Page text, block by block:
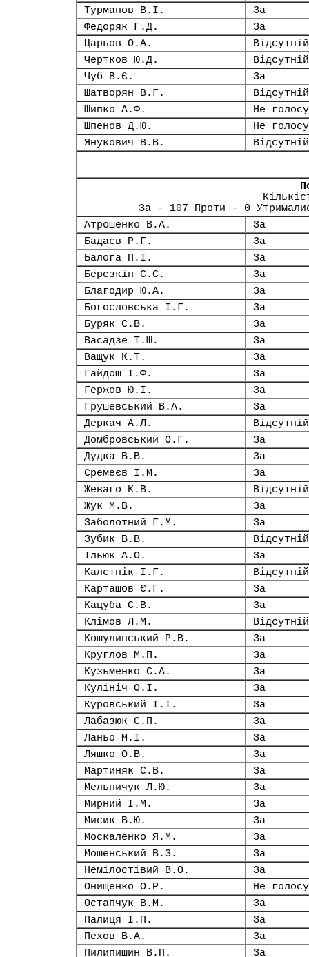
Турманов В.І.
За
Федоряк Г.Д.
За
Царьов О.А.
Відсутній
Чертков Ю.Д.
Відсутній
Чуб В.Є.
За
Шатворян В.Г.
Відсутній
Шипко А.Ф.
Не
Шпенов Д.Ю.
Не
Янукович В.В.
Відсутній
За - 107 Проти - 0
Атрошенко В.А.
За
Бадаєв Р.Г.
За
Балога П.І.
За
Березкін С.С.
За
Благодир Ю.А.
За
Богословська І.Г.
За
Буряк С.В.
За
Васадзе Т.Ш.
За
Ващук К.Т.
За
Гайдош І.Ф.
За
Гержов Ю.І.
За
Грушевський В.А.
За
Деркач А.Л.
Відсутній
Домбровський О.Г.
За
Дудка В.В.
За
Єремеєв І.М.
За
Жеваго К.В.
Відсутній
Жук М.В.
За
Заболотний Г.М.
За
Зубик В.В.
Відсутній
Ільюк А.О.
За
Калєтнік І.Г.
Відсутній
Карташов Є.Г.
За
Кацуба С.В.
За
Клімов Л.М.
Відсутній
Кошулинський Р.В.
За
Круглов М.П.
За
Кузьменко С.А.
За
Кулініч О.І.
За
Куровський І.І.
За
Лабазюк С.П.
За
Ланьо М.І.
За
Ляшко О.В.
За
Мартиняк С.В.
За
Мельничук Л.Ю.
За
Мирний І.М.
За
Мисик В.Ю.
За
Москаленко Я.М.
За
Мошенський В.З.
За
Немілостівий В.О.
За
Онищенко О.Р.
Не
Остапчук В.М.
За
Палиця І.П.
За
Пехов В.А.
За
Пилипишин В.П.
За